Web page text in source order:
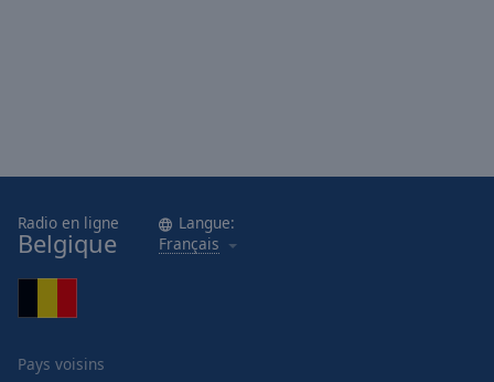
Radio en ligne
Belgique
Langue:
Français
Pays voisins